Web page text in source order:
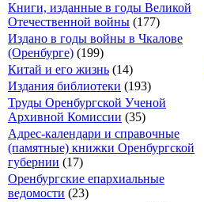
Книги, изданные в годы Великой
Отечественной войны (177)
Издано в годы войны в Чкалове
(Оренбурге) (199)
Китай и его жизнь (14)
Издания библиотеки (193)
Труды Оренбургской Ученой
Архивной Комиссии (35)
Адрес-календари и справочные
(памятные) книжки Оренбургской
губернии (17)
Оренбургские епархиальные
ведомости (23)